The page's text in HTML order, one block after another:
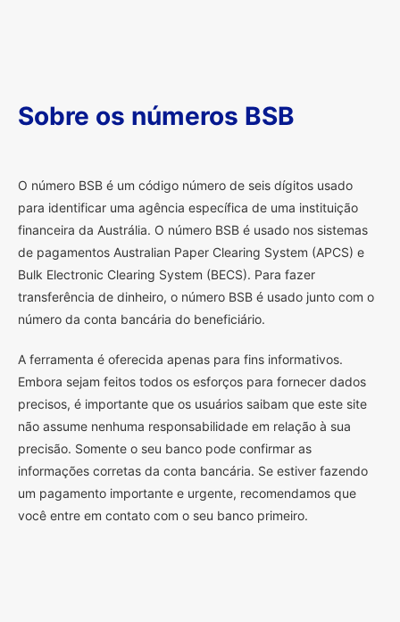
Sobre os números BSB
O número BSB é um código número de seis dígitos usado
para identificar uma agência específica de uma instituição
financeira da Austrália. O número BSB é usado nos sistemas
de pagamentos Australian Paper Clearing System (APCS) e
Bulk Electronic Clearing System (BECS). Para fazer
transferência de dinheiro, o número BSB é usado junto com o
número da conta bancária do beneficiário.
A ferramenta é oferecida apenas para fins informativos.
Embora sejam feitos todos os esforços para fornecer dados
precisos, é importante que os usuários saibam que este site
não assume nenhuma responsabilidade em relação à sua
precisão. Somente o seu banco pode confirmar as
informações corretas da conta bancária. Se estiver fazendo
um pagamento importante e urgente, recomendamos que
você entre em contato com o seu banco primeiro.